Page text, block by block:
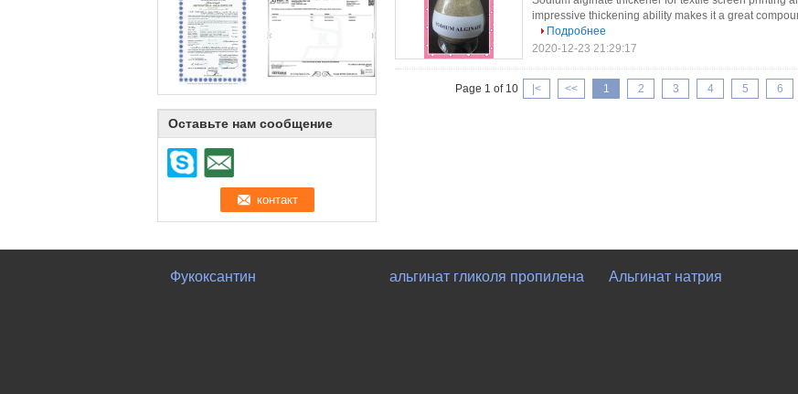
Оставьте нам сообщение
impressive thickening ability makes it a great
Подробнее
2020-12-23 21:29:17
Page 1 of 10 |< << 1 2 3 4 5 6
Фукоксантин альгинат гликоля пропилена Альгинат натрия